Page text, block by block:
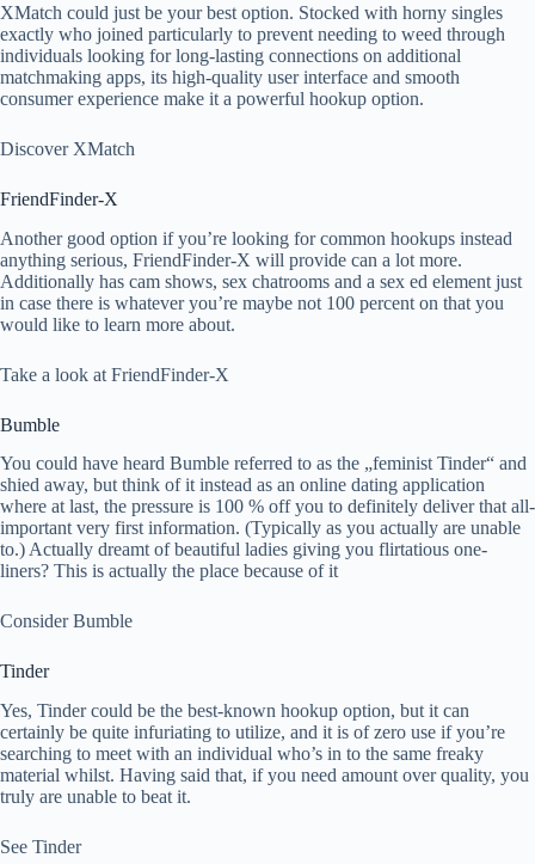
XMatch could just be your best option. Stocked with horny singles
exactly who joined particularly to prevent needing to weed through
individuals looking for long-lasting connections on additional
matchmaking apps, its high-quality user interface and smooth
consumer experience make it a powerful hookup option.
Discover XMatch
FriendFinder-X
Another good option if you’re looking for common hookups instead
anything serious, FriendFinder-X will provide can a lot more.
Additionally has cam shows, sex chatrooms and a sex ed element just
in case there is whatever you’re maybe not 100 percent on that you
would like to learn more about.
Take a look at FriendFinder-X
Bumble
You could have heard Bumble referred to as the „feminist Tinder“ and
shied away, but think of it instead as an online dating application
where at last, the pressure is 100 % off you to definitely deliver that all-
important very first information. (Typically as you actually are unable
to.) Actually dreamt of beautiful ladies giving you flirtatious one-
liners? This is actually the place because of it
Consider Bumble
Tinder
Yes, Tinder could be the best-known hookup option, but it can
certainly be quite infuriating to utilize, and it is of zero use if you’re
searching to meet with an individual who’s in to the same freaky
material whilst. Having said that, if you need amount over quality, you
truly are unable to beat it.
See Tinder